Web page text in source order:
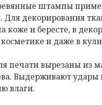
штампы
Для декорирования
коже и бересте, в
и даже в
печати вырезаны из
Выдерживают удары
влаги.